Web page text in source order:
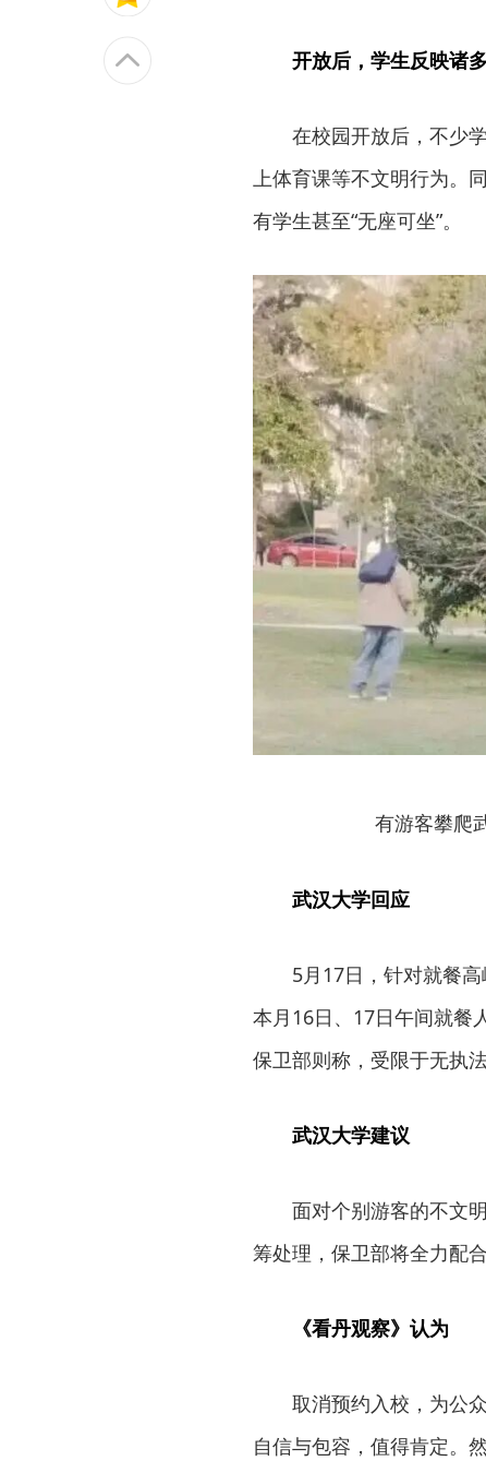
开放后，学生反映诸
在校园开放后，不少
上体育课等不文明行为。
有学生甚至“无座可坐”。
有游客攀爬
武汉大学回应
5月17日，针对就餐
本月16日、17日午间就餐
保卫部则称，受限于无执
武汉大学建议
面对个别游客的不文
筹处理，保卫部将全力配合
《看丹观察》认为
取消预约入校，为公
自信与包容，值得肯定。